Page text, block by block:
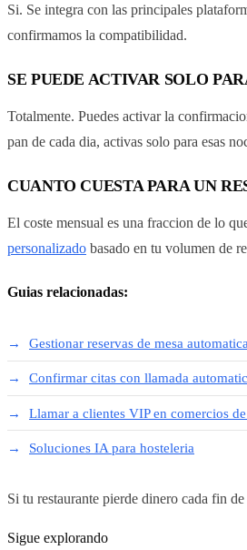
Si. Se integra con las principales
confirmamos la compatibilidad.
SE PUEDE ACTIVAR SOLO
Totalmente. Puedes activar la
pan de cada dia, activas solo para esas
CUANTO CUESTA PARA UN
El coste mensual es una fraccion de lo
personalizado basado en tu volumen de
Guias relacionadas:
Gestionar reservas de mesa
Confirmar citas con llamada
Llamar a clientes VIP en comercios
Soluciones IA para hosteleria
Si tu restaurante pierde dinero cada fin
Sigue explorando